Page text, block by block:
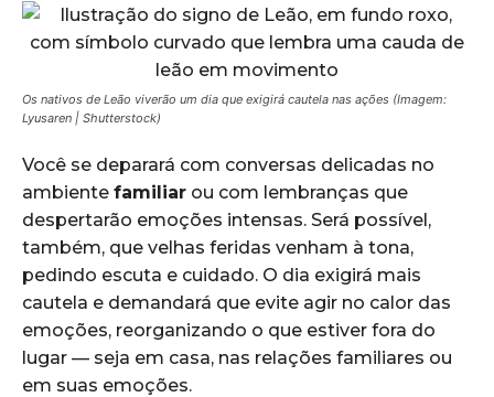
Os nativos de Leão viverão um dia que exigirá cautela nas ações (Imagem:
Lyusaren | Shutterstock)
Você se deparará com conversas delicadas no
ambiente familiar ou com lembranças que
despertarão emoções intensas. Será possível,
também, que velhas feridas venham à tona,
pedindo escuta e cuidado. O dia exigirá mais
cautela e demandará que evite agir no calor das
emoções, reorganizando o que estiver fora do
lugar — seja em casa, nas relações familiares ou
em suas emoções.